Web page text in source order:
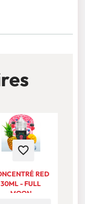
favorite_border
RED
30ML - FULL
MOON